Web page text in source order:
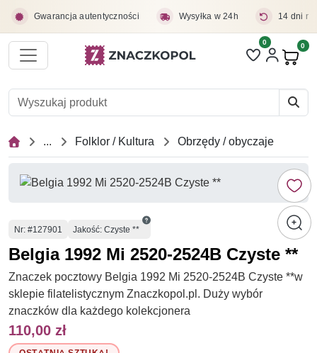
Gwarancja autentyczności Wysyłka w 24h 14 dni
Liczba pozycji
0 0
... Folklor / Kultura Obrzędy / obyczaje
Numer
Nr: #127901 Jakość: Czyste **
Belgia 1992 Mi 2520-2524B Czyste **
Znaczek pocztowy Belgia 1992 Mi 2520-2524B Czyste **w
sklepie filatelistycznym Znaczkopol.pl. Duży wybór
znaczków dla każdego kolekcjonera
110,00 zł